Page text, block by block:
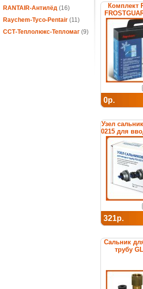
RANTAIR-Антилёд(16)
Raychem-Tyco-Pentair (11)
ССТ-Теплолюкс-Тепломаг(9)
Комплект
0р.
Узел
0215 для
321р.
Сальник
трубу